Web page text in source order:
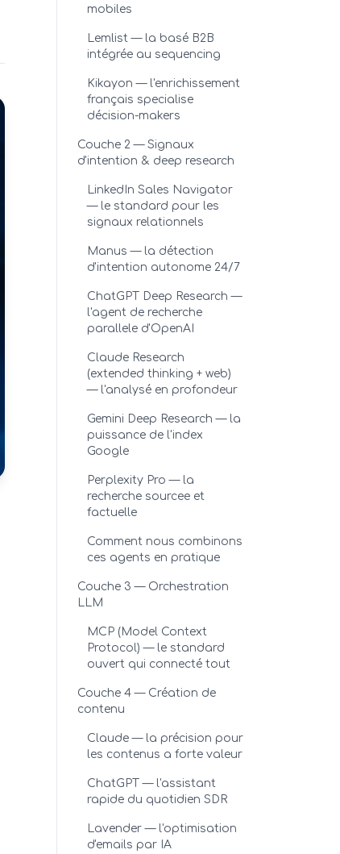
mobiles
Lemlist — la basé B2B
intégrée au sequencing
Kikayon — l'enrichissement
français specialise
décision-makers
Couche 2 — Signaux
d'intention & deep research
LinkedIn Sales Navigator
— le standard pour les
signaux relationnels
Manus — la détection
d'intention autonome 24/7
ChatGPT Deep Research —
l'agent de recherche
parallele d'OpenAI
Claude Research
(extended thinking + web)
— l'analysé en profondeur
Gemini Deep Research — la
puissance de l'index
Google
Perplexity Pro — la
recherche sourcee et
factuelle
Comment nous combinons
ces agents en pratique
Couche 3 — Orchestration
LLM
MCP (Model Context
Protocol) — le standard
ouvert qui connecté tout
Couche 4 — Création de
contenu
Claude — la précision pour
les contenus a forte valeur
ChatGPT — l'assistant
rapide du quotidien SDR
Lavender — l'optimisation
d'emails par IA